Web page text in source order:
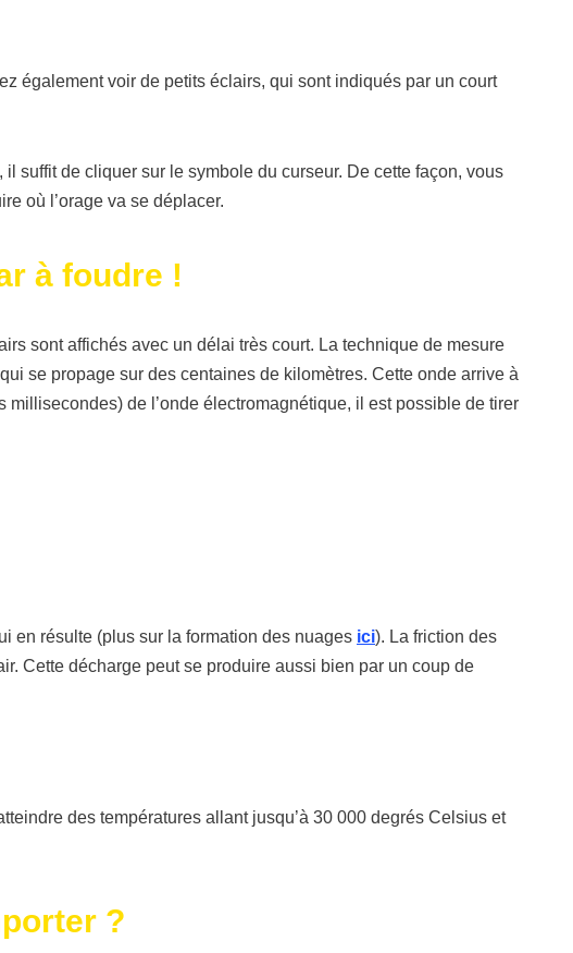
également voir de petits éclairs, qui sont indiqués par un court
suffit de cliquer sur le symbole du curseur. De cette façon, vous
où l’orage va se déplacer.
à foudre !
sont affichés avec un délai très court. La technique de mesure
se propage sur des centaines de kilomètres. Cette onde arrive à
de l’onde électromagnétique, il est possible de tirer
en résulte (plus sur la formation des nuages ici). La friction des
Cette décharge peut se produire aussi bien par un coup de
des températures allant jusqu’à 30 000 degrés Celsius et
?